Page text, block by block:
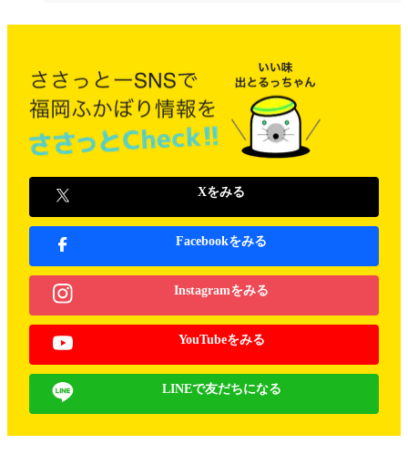
Xをみる
Facebookをみる
Instagramをみる
YouTubeをみる
LINEで友だちになる